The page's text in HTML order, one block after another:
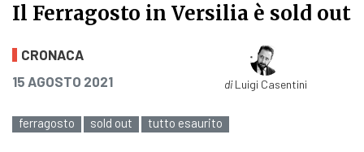
Il Ferragosto in Versilia è sold out
Il Ferragosto in Versilia è sold out
CRONACA
PUBBLICATO IL
15 AGOSTO 2021 diLuigi Casentini
ferragosto sold out tutto esaurito